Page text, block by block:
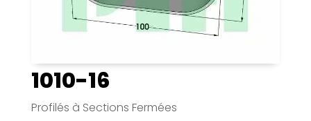
1010-16
Profilés à Sections Fermées